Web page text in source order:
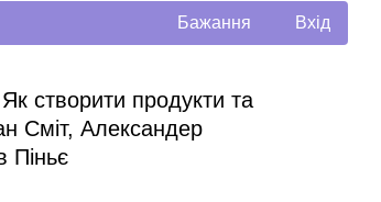
Бажання Вхід
Як створити продукти та
Сміт, Александер
Піньє